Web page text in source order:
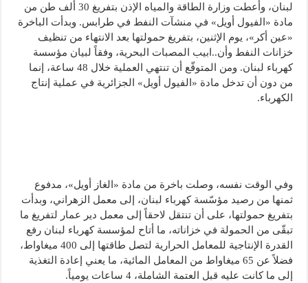
لبنان، وأعطت وزارة الطاقة والمياه الإذن بتفريغ 30 ألف طن من
مادة «الفيول أويل» في منشآت النفط في طرابس. وبدأت الباخرة
«عين أكر»، يوم الإثنين، بتفريغ حمولتها بعد الانتهاء من تنظيف
خزانات النفط وأن..ابيب المصبات البحرية، وفقاً لبيان مؤسسة
كهرباء لبنان. ومن المتوقّع أن تنتهي العملية خلال 48 ساعة، إنما
من دون أن تدخل مادة «الفيول أويل» الجزائرية في عملية إنتاج
الكهرباء.
وفي الوقت نفسه، وصلت باخرة من مادة «الغاز أويل»، مدفوع
ثمنها من رصيد مؤسّسة كهرباء لبنان، إلى معمل الزهراني، وبدأت
بتفريغ حمولتها، على أن تنتقل لاحقاً إلى معمل دير عمار لتفريغ ما
تبقّى من الحمولة في خزاناته، ما أتاح لمؤسسة كهرباء لبنان رفع
القدرة الإنتاجية للمعامل الحرارية لتصل طاقتها إلى 400 ميغاواط،
فضلاً عن 65 ميغاواط من المعامل المائية، ما يعني إعادة التغذية
إلى ما كانت عليه قبل العتمة الشاملة، 4 ساعات يومياً.